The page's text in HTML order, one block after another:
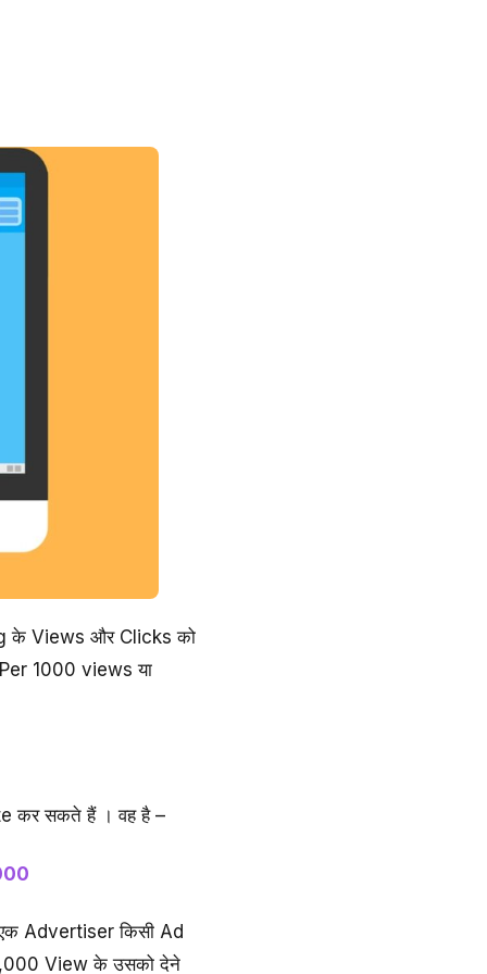
के Views और Clicks को
1000 views या
कर सकते हैं । वह है –
Advertiser किसी Ad
View के उसको देने